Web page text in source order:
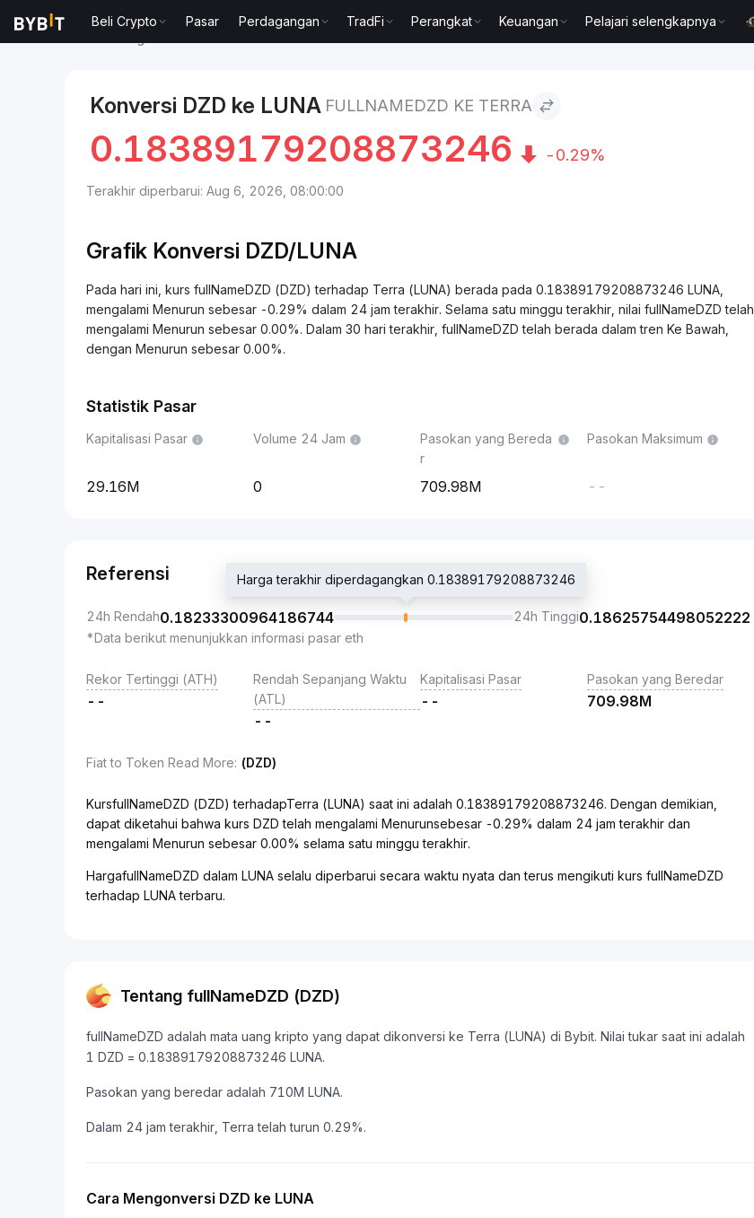
Beli Crypto Pasar Perdagangan TradFi Perangkat Keuangan Pelajari selengkapnya
Konversi DZD ke LUNA FULLNAMEDZD KE TERRA
0.18389179208873246 -0.29%
Terakhir diperbarui: Aug 6, 2026, 08:00:00
Grafik Konversi DZD/LUNA
Pada hari ini, kurs fullNameDZD (DZD) terhadap Terra (LUNA) berada pada 0.18389179208873246 LUNA,
mengalami Menurun sebesar -0.29% dalam 24 jam terakhir. Selama satu minggu terakhir, nilai fullNameDZD telah
mengalami Menurun sebesar 0.00%. Dalam 30 hari terakhir, fullNameDZD telah berada dalam tren Ke Bawah,
dengan Menurun sebesar 0.00%.
Statistik Pasar
Kapitalisasi Pasar
29.16M
Volume 24 Jam
0
Pasokan yang Bereda
r
709.98M
Pasokan Maksimum
--
Referensi
24h Rendah0.18233300964186744
Harga terakhir diperdagangkan 0.18389179208873246
24h Tinggi0.18625754498052222
*Data berikut menunjukkan informasi pasar eth
Rekor Tertinggi (ATH)
--
Rendah Sepanjang Waktu
(ATL)
--
Kapitalisasi Pasar
--
Pasokan yang Beredar
709.98M
Fiat to Token Read More: (DZD)
KursfullNameDZD (DZD) terhadapTerra (LUNA) saat ini adalah 0.18389179208873246. Dengan demikian,
dapat diketahui bahwa kurs DZD telah mengalami Menurunsebesar -0.29% dalam 24 jam terakhir dan
mengalami Menurun sebesar 0.00% selama satu minggu terakhir.
HargafullNameDZD dalam LUNA selalu diperbarui secara waktu nyata dan terus mengikuti kurs fullNameDZD
terhadap LUNA terbaru.
Tentang fullNameDZD (DZD)
fullNameDZD adalah mata uang kripto yang dapat dikonversi ke Terra (LUNA) di Bybit. Nilai tukar saat ini adalah
1 DZD = 0.18389179208873246 LUNA.
Pasokan yang beredar adalah 710M LUNA.
Dalam 24 jam terakhir, Terra telah turun 0.29%.
Cara Mengonversi DZD ke LUNA